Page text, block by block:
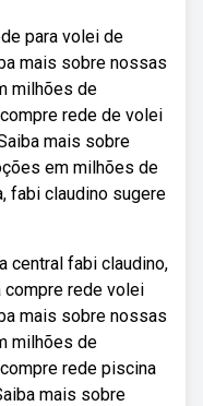
para volei de
mais sobre nossas
milhões de
rede de volei
mais sobre
em milhões de
fabi claudino sugere
central fabi claudino,
compre rede volei
mais sobre nossas
milhões de
rede piscina
mais sobre